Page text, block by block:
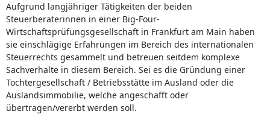
Aufgrund langjähriger Tätigkeiten der beiden
Steuerberaterinnen in einer Big-Four-
Wirtschaftsprüfungsgesellschaft in Frankfurt am Main haben
sie einschlägige Erfahrungen im Bereich des internationalen
Steuerrechts gesammelt und betreuen seitdem komplexe
Sachverhalte in diesem Bereich. Sei es die Gründung einer
Tochtergesellschaft / Betriebsstätte im Ausland oder die
Auslandsimmobilie, welche angeschafft oder
übertragen/vererbt werden soll.